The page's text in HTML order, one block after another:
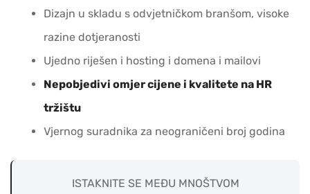
Dizajn u skladu s odvjetničkom branšom, visoke
razine dotjeranosti
Ujedno riješen i hosting i domena i mailovi
Nepobjedivi omjer cijene i kvalitete na HR
tržištu
Vjernog suradnika za neograničeni broj godina
ISTAKNITE SE MEĐU MNOŠTVOM